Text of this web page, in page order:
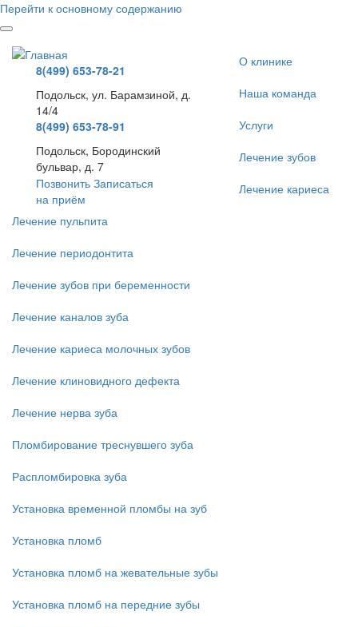
Перейти к основному содержанию
8(499) 653-78-21
Подольск, ул. Барамзиной, д.
14/4
8(499) 653-78-91
Подольск, Бородинский
бульвар, д. 7
Позвонить Записаться
на приём
О клинике
Наша команда
Услуги
Лечение зубов
Лечение кариеса
Лечение пульпита
Лечение периодонтита
Лечение зубов при беременности
Лечение каналов зуба
Лечение кариеса молочных зубов
Лечение клиновидного дефекта
Лечение нерва зуба
Пломбирование треснувшего зуба
Распломбировка зуба
Установка временной пломбы на зуб
Установка пломб
Установка пломб на жевательные зубы
Установка пломб на передние зубы